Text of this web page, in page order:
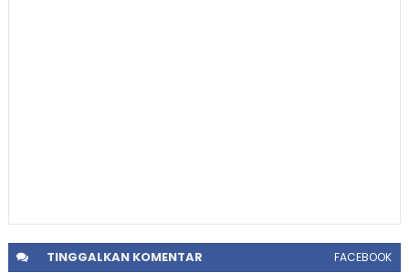
TINGGALKANKOMENTAR FACEBOOK